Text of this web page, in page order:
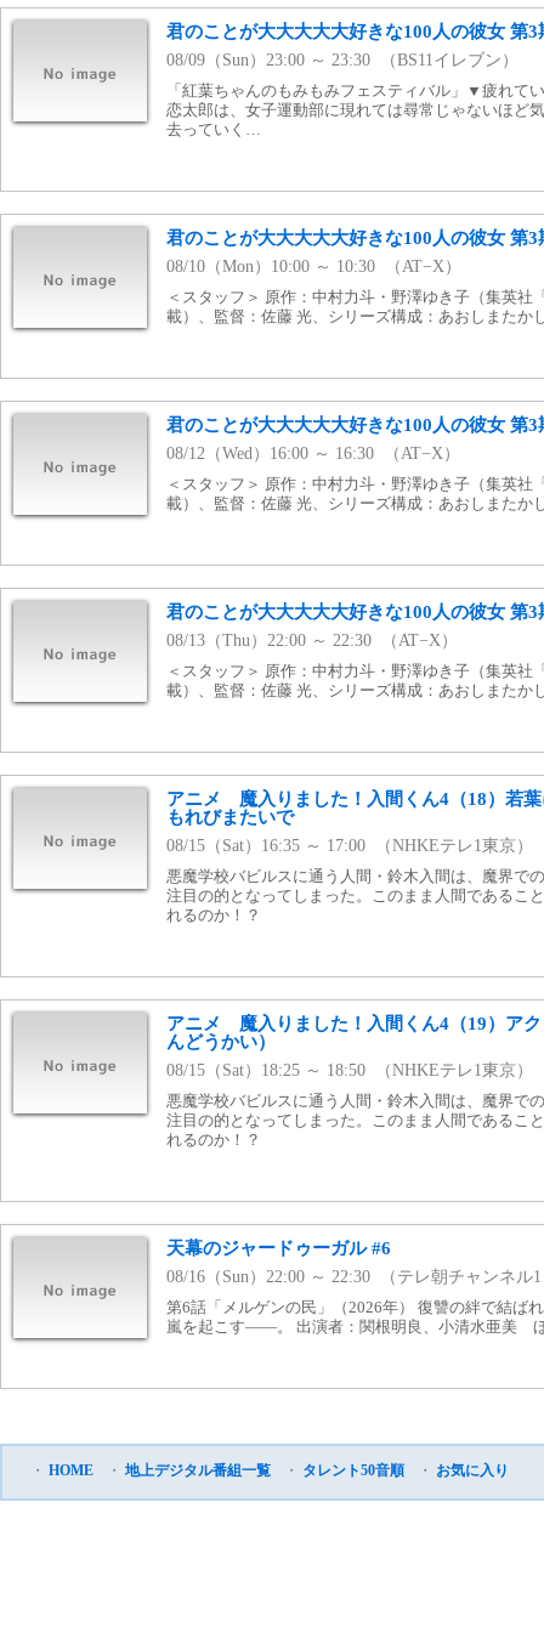
君のことが大大大大大好きな100人の彼女 第
08/09（Sun）23:00 ～ 23:30 （BS11イレブン）
「紅葉ちゃんのもみもみフェスティバル」▼疲れて
恋太郎は、女子運動部に現れては尋常じゃないほど
去っていく…
君のことが大大大大大好きな100人の彼女 第3
08/10（Mon）10:00 ～ 10:30 （AT−X）
＜スタッフ＞ 原作：中村力斗・野澤ゆき子（集英社
載）、監督：佐藤 光、シリーズ構成：あおしまたか
君のことが大大大大大好きな100人の彼女 第3
08/12（Wed）16:00 ～ 16:30 （AT−X）
＜スタッフ＞ 原作：中村力斗・野澤ゆき子（集英社
載）、監督：佐藤 光、シリーズ構成：あおしまたか
君のことが大大大大大好きな100人の彼女 第3
08/13（Thu）22:00 ～ 22:30 （AT−X）
＜スタッフ＞ 原作：中村力斗・野澤ゆき子（集英社
載）、監督：佐藤 光、シリーズ構成：あおしまたか
アニメ 魔入りました！入間くん4（18）若
もれびまたいで
08/15（Sat）16:35 ～ 17:00 （NHKEテレ1東京）
悪魔学校バビルスに通う人間・鈴木入間は、魔界で
注目の的となってしまった。このまま人間であるこ
れるのか！？
アニメ 魔入りました！入間くん4（19）ア
んどうかい）
08/15（Sat）18:25 ～ 18:50 （NHKEテレ1東京）
悪魔学校バビルスに通う人間・鈴木入間は、魔界で
注目の的となってしまった。このまま人間であるこ
れるのか！？
天幕のジャードゥーガル #6
08/16（Sun）22:00 ～ 22:30 （テレ朝チャンネル
第6話「メルゲンの民」（2026年） 復讐の絆で結ば
嵐を起こす——。 出演者：関根明良、小清水亜美
・ HOME ・ 地上デジタル番組一覧 ・ タレント50音順 ・ お気に入り